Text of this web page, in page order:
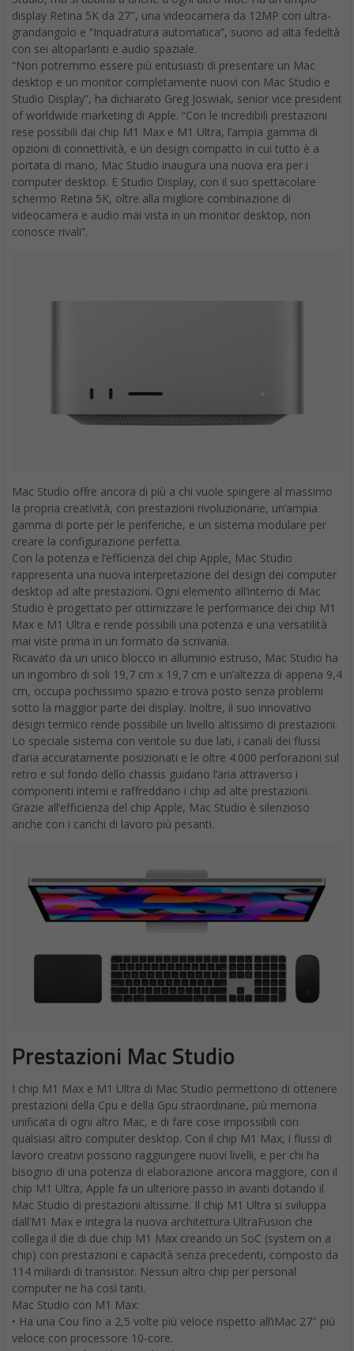
display Retina 5K da 27″, una videocamera da 12MP con ultra-
grandangolo e “Inquadratura automatica”, suono ad alta fedeltà
con sei altoparlanti e audio spaziale.
“Non potremmo essere più entusiasti di presentare un Mac
desktop e un monitor completamente nuovi con Mac Studio e
Studio Display”, ha dichiarato Greg Joswiak, senior vice president
of worldwide marketing di Apple. “Con le incredibili prestazioni
rese possibili dai chip M1 Max e M1 Ultra, l’ampia gamma di
opzioni di connettività, e un design compatto in cui tutto è a
portata di mano, Mac Studio inaugura una nuova era per i
computer desktop. E Studio Display, con il suo spettacolare
schermo Retina 5K, oltre alla migliore combinazione di
videocamera e audio mai vista in un monitor desktop, non
conosce rivali”.
Mac Studio offre ancora di più a chi vuole spingere al massimo
la propria creatività, con prestazioni rivoluzionarie, un’ampia
gamma di porte per le periferiche, e un sistema modulare per
creare la configurazione perfetta.
Con la potenza e l’efficienza del chip Apple, Mac Studio
rappresenta una nuova interpretazione del design dei computer
desktop ad alte prestazioni. Ogni elemento all’interno di Mac
Studio è progettato per ottimizzare le performance dei chip M1
Max e M1 Ultra e rende possibili una potenza e una versatilità
mai viste prima in un formato da scrivania.
Ricavato da un unico blocco in alluminio estruso, Mac Studio ha
un ingombro di soli 19,7 cm x 19,7 cm e un’altezza di appena 9,4
cm, occupa pochissimo spazio e trova posto senza problemi
sotto la maggior parte dei display. Inoltre, il suo innovativo
design termico rende possibile un livello altissimo di prestazioni.
Lo speciale sistema con ventole su due lati, i canali dei flussi
d’aria accuratamente posizionati e le oltre 4.000 perforazioni sul
retro e sul fondo dello chassis guidano l’aria attraverso i
componenti interni e raffreddano i chip ad alte prestazioni.
Grazie all’efficienza del chip Apple, Mac Studio è silenzioso
anche con i carichi di lavoro più pesanti.
Prestazioni Mac Studio
I chip M1 Max e M1 Ultra di Mac Studio permettono di ottenere
prestazioni della Cpu e della Gpu straordinarie, più memoria
unificata di ogni altro Mac, e di fare cose impossibili con
qualsiasi altro computer desktop. Con il chip M1 Max, i flussi di
lavoro creativi possono raggiungere nuovi livelli, e per chi ha
bisogno di una potenza di elaborazione ancora maggiore, con il
chip M1 Ultra, Apple fa un ulteriore passo in avanti dotando il
Mac Studio di prestazioni altissime. Il chip M1 Ultra si sviluppa
dall’M1 Max e integra la nuova architettura UltraFusion che
collega il die di due chip M1 Max creando un SoC (system on a
chip) con prestazioni e capacità senza precedenti, composto da
114 miliardi di transistor. Nessun altro chip per personal
computer ne ha così tanti.
Mac Studio con M1 Max:
• Ha una Cou fino a 2,5 volte più veloce rispetto all’iMac 27″ più
veloce con processore 10-core.